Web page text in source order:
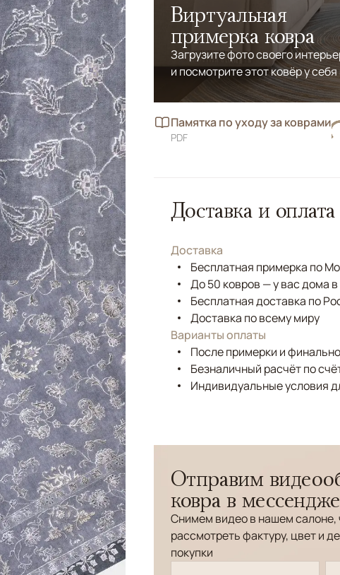
Виртуальная
примерка ковра
Загрузите фото своего
и посмотрите этот ковёр у
Памятка по уходу за коврами
PDF
Доставка и оплата
Доставка
Бесплатная примерка по
До 50 ковров — у вас дома
Бесплатная доставка по
Доставка по всему миру
Варианты оплаты
После примерки и
Безналичный расчёт по
Индивидуальные условия
Отправим
ковра в
Снимем видео в нашем салоне,
рассмотреть фактуру, цвет и
покупки